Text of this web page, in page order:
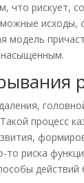
что рискует,
исходы,
модель
насыщенным.
процесс
риска
действий